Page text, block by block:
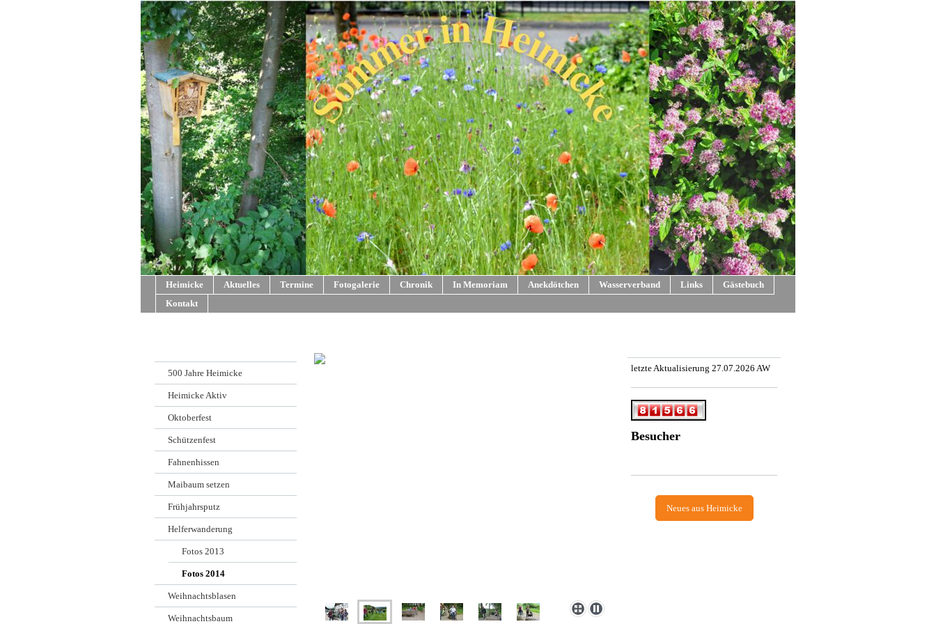
Heimicke Aktuelles Termine Fotogalerie Chronik In Memoriam Anekdötchen Wasserverband Links
Gästebuch
Kontakt
500 Jahre Heimicke
Heimicke Aktiv
Oktoberfest
Schützenfest
Fahnenhissen
Maibaum setzen
Frühjahrsputz
Helferwanderung
Fotos 2013
Fotos 2014
Weihnachtsblasen
Weihnachtsbaum
letzte Aktualisierung 27.07.2026 AW
Besucher
Neues aus Heimicke